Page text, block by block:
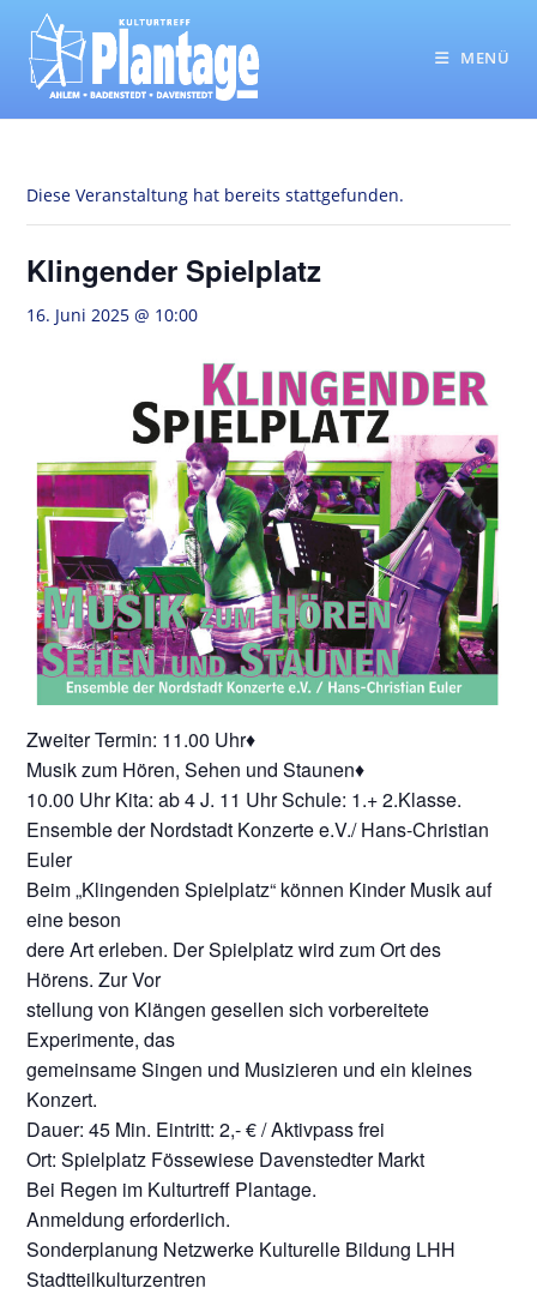
Inhalt
springen
MENÜ
Diese Veranstaltung hat bereits stattgefunden.
Klingender Spielplatz
16. Juni 2025 @ 10:00
Zweiter Termin: 11.00 Uhr♦
Musik zum Hören, Sehen und Staunen♦
10.00 Uhr Kita: ab 4 J. 11 Uhr Schule: 1.+ 2.Klasse.
Ensemble der Nordstadt Konzerte e.V./ Hans-Christian
Euler
Beim „Klingenden Spielplatz“ können Kinder Musik auf
eine beson
dere Art erleben. Der Spielplatz wird zum Ort des
Hörens. Zur Vor
stellung von Klängen gesellen sich vorbereitete
Experimente, das
gemeinsame Singen und Musizieren und ein kleines
Konzert.
Dauer: 45 Min. Eintritt: 2,- € / Aktivpass frei
Ort: Spielplatz Fössewiese Davenstedter Markt
Bei Regen im Kulturtreff Plantage.
Anmeldung erforderlich.
Sonderplanung Netzwerke Kulturelle Bildung LHH
Stadtteilkulturzentren